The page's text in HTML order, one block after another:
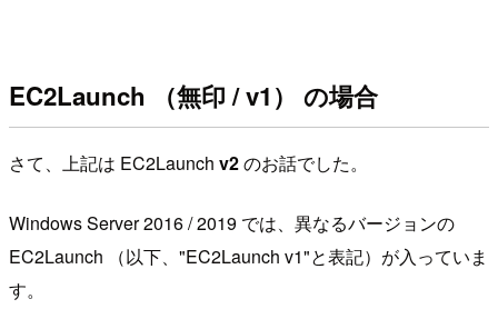
EC2Launch （無印 / v1） の場合
さて、上記は EC2Launch v2のお話でした。
Windows Server 2016 / 2019 では、異なるバージョンの
EC2Launch （以下、"EC2Launch v1"と表記）が入っていま
す。